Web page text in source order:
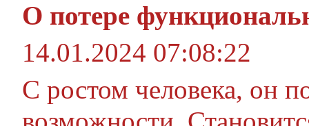
О потере
14.01.2024 07:08:22
С ростом человека, он